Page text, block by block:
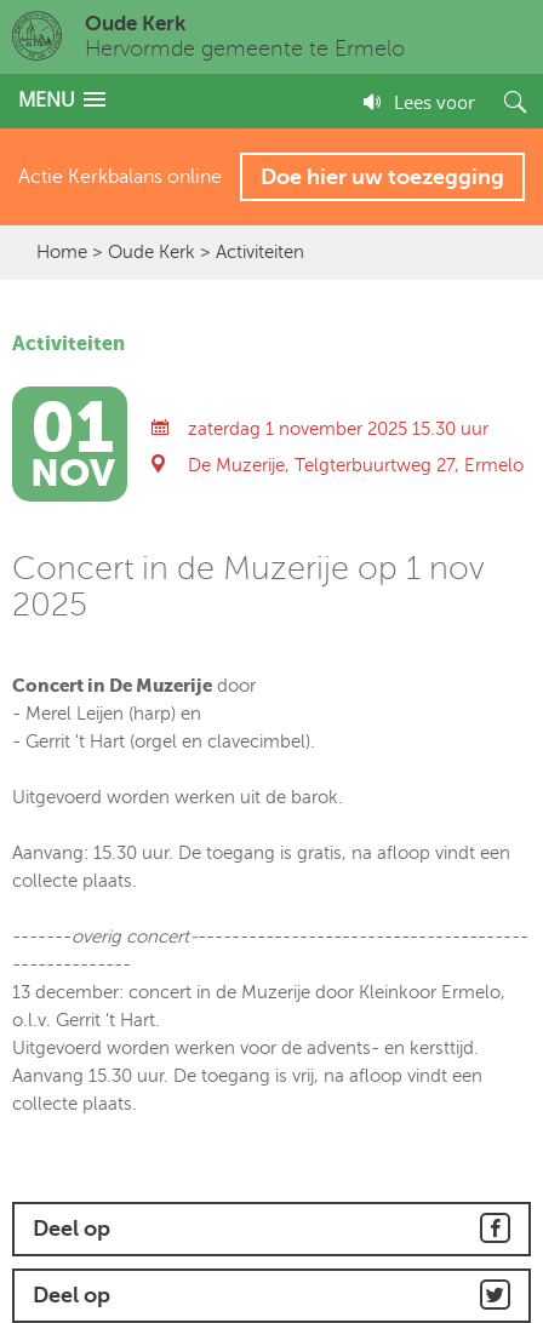
Oude Kerk
Hervormde gemeente te Ermelo
Lees voor
MENU
Actie Kerkbalans online Doe hier uw toezegging
Home > Oude Kerk > Activiteiten
Activiteiten
01
NOV
zaterdag 1 november 2025 15.30 uur
De Muzerije, Telgterbuurtweg 27, Ermelo
Concert in de Muzerije op 1 nov
2025
Concert in De Muzerije door
- Merel Leijen (harp) en
- Gerrit 't Hart (orgel en clavecimbel).
Uitgevoerd worden werken uit de barok.
Aanvang: 15.30 uur. De toegang is gratis, na afloop vindt een
collecte plaats.
-------overig concert----------------------------------------
--------------
13 december: concert in de Muzerije door Kleinkoor Ermelo,
o.l.v. Gerrit 't Hart.
Uitgevoerd worden werken voor de advents- en kersttijd.
Aanvang 15.30 uur. De toegang is vrij, na afloop vindt een
collecte plaats.
Deel op
Deel op